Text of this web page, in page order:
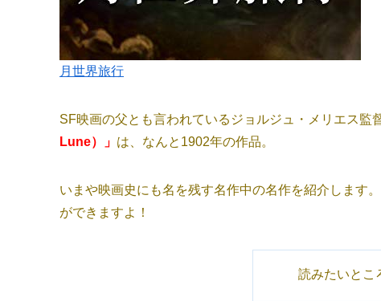
月世界旅行
SF映画の父とも言われているジョルジュ・メリエス監
Lune）」 は、なんと1902年の作品。
いまや映画史にも名を残す名作中の名作を紹介します
ができますよ！
読みたいとこ